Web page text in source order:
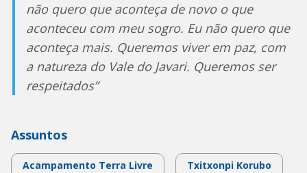
não quero que aconteça de novo o que
aconteceu com meu sogro. Eu não quero que
aconteça mais. Queremos viver em paz, com
a natureza do Vale do Javari. Queremos ser
respeitados”
Assuntos
Acampamento Terra Livre Txitxonpi Korubo